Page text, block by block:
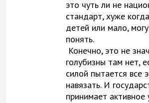
это чуть ли не
стандарт, хуже
детей или мало,
понять.
Конечно, это не
голубизны там нет,
силой пытается все
навязать. И
принимает активное